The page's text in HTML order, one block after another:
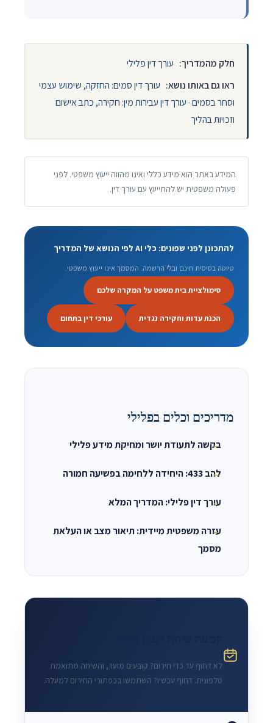
חלק מהמדריך: עורך דין פלילי
ראו גם באותו נושא: עורך דין סמים: החזקה, שימוש עצמי
וסחר בסמים· עורך דין עבירות מין: חקירה, כתב אישום
וזכויות בהליך
המידע באתר הוא מידע כללי ואינו מהווה ייעוץ משפטי. לפני
פעולה משפטית יש להתייעץ עם עורך דין.
להתכונן לפני שפונים: כלי AI לפי הנושא של המדריך
טיוטה בסיסית חינם ובלי הרשמה. המסמך אינו ייעוץ משפטי.
סימולציית בית משפט על המקרה שלכם
הכנת עדות וחקירה נגדית עורכי דין בתחום
מדריכים וכלים בפלילי
בקשה לתעודת יושר ומחיקת מידע פלילי
להב 433: היחידה ללחימה בפשיעה חמורה
עורך דין פלילי: המדריך המלא
עזרה משפטית מיידית: תיאור מצב או העלאת
מסמך
לא דחוף עד כדי חירום? קובעים מועד, והשיחה מתואמת
טלפונית. דחוף עכשיו? השתמשו בכפתורי החירום למעלה.